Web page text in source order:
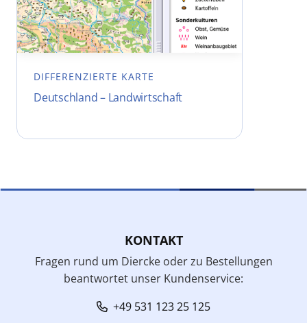
DIFFERENZIERTE KARTE
Deutschland – Landwirtschaft
KONTAKT
Fragen rund um Diercke oder zu Bestellungen
beantwortet unser Kundenservice:
+49 531 123 25 125